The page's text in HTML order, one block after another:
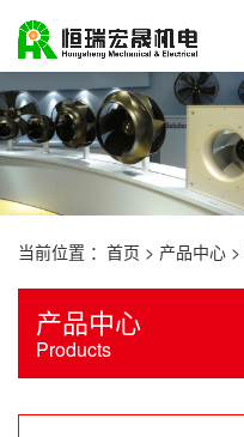
当前位置 ： 首页 > 产品中心 >
产品中心
Products